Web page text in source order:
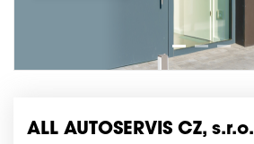
ALL AUTOSERVIS CZ, s.r.o.